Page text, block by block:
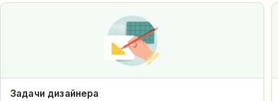
Задачи дизайнера